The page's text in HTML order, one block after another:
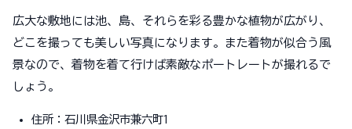
広大な敷地には池、島、それらを彩る豊かな植物が広がり、
どこを撮っても美しい写真になります。また着物が似合う風
景なので、着物を着て行けば素敵なポートレートが撮れるで
しょう。
住所：石川県金沢市兼六町1